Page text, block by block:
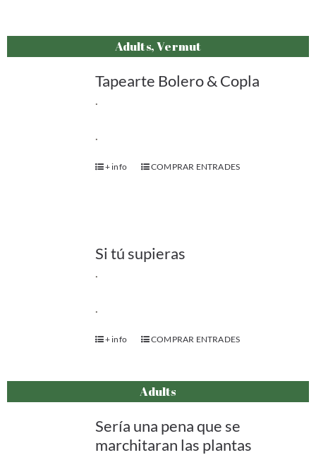
Adults, Vermut
Tapearte Bolero & Copla
.
.
+ info COMPRAR ENTRADES
Si tú supieras
.
.
+ info COMPRAR ENTRADES
Adults
Sería una pena que se
marchitaran las plantas